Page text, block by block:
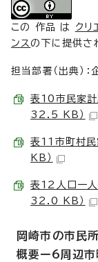
この 作品 は クリ
ンスの下に提供さ
担当部署（出典）：
表10市民家計
32.5 KB）
表11市町村
KB）
表12人口一
32.0 KB）
岡崎市の市
概要ー6周辺